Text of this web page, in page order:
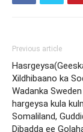
Previous article
Xildhibaano ka
Wadanka
hargeysa kula
Somaliland,
Dibadda ee